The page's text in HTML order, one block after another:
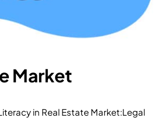
Market
in Real Estate Market:Legal